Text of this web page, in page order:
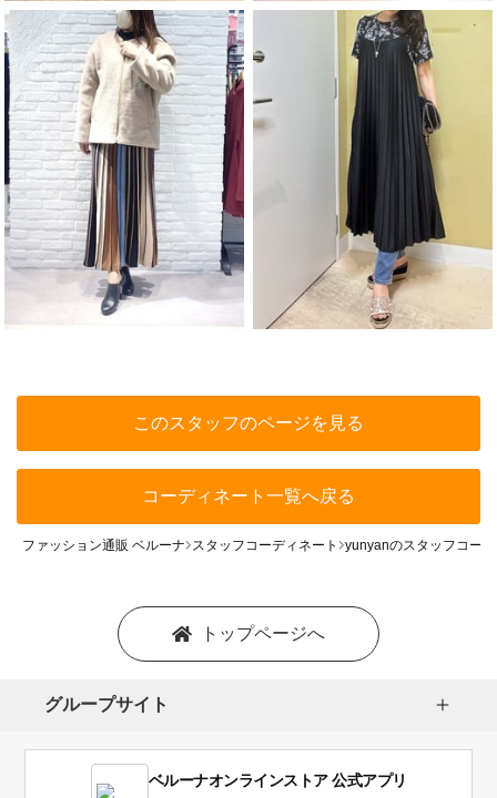
このスタッフのページを見る
コーディネート一覧へ戻る
ファッション通販 ベルーナ スタッフコーディネート yunyanのスタッフコー
トップページへ
グループサイト
ベルーナオンラインストア 公式アプリ